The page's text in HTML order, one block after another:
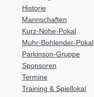
Historie
Mannschaften
Kurz-Nohe-Pokal
Muhr-Bohlender-Pokal
Parkinson-Gruppe
Sponsoren
Termine
Training & Spiellokal